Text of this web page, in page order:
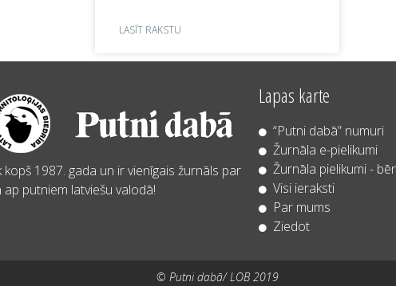
LASĪT RAKSTU
kopš 1987. gada un ir vienīgais žurnāls par
ap putniem latviešu valodā!
Lapas karte
“Putni dabā” numuri
Žurnāla e-pielikumi
Žurnāla pielikumi -
Visi ieraksti
Par mums
Ziedot
© Putni dabā/ LOB 2019